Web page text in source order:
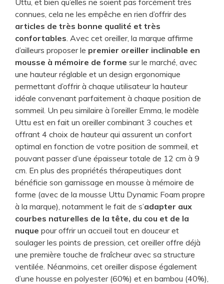
connues, cela ne les empêche en rien d’offrir des
articles de très bonne qualité et très
confortables . Avec cet oreiller, la marque affirme
d’ailleurs proposer le premier oreiller inclinable en
mousse à mémoire de forme sur le marché, avec
une hauteur réglable et un design ergonomique
permettant d’offrir à chaque utilisateur la hauteur
idéale convenant parfaitement à chaque position de
sommeil. Un peu similaire à l’oreiller Emma, le modèle
Uttu est en fait un oreiller combinant 3 couches et
offrant 4 choix de hauteur qui assurent un confort
optimal en fonction de votre position de sommeil, et
pouvant passer d’une épaisseur totale de 12 cm à 9
cm. En plus des propriétés thérapeutiques dont
bénéficie son garnissage en mousse à mémoire de
forme (avec de la mousse Uttu Dynamic Foam propre
à la marque), notamment le fait de s’adapter aux
courbes naturelles de la tête, du cou et de la
nuque pour offrir un accueil tout en douceur et
soulager les points de pression, cet oreiller offre déjà
une première touche de fraîcheur avec sa structure
ventilée. Néanmoins, cet oreiller dispose également
d’une housse en polyester (60%) et en bambou (40%),